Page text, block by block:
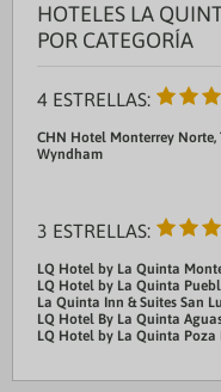
HOTELES LA
POR CATEGORÍA
4 ESTRELLAS:
CHN Hotel Monterrey
Wyndham
3 ESTRELLAS:
LQ Hotel by La Quinta
LQ Hotel by La Quinta
La Quinta Inn & Suites San
LQ Hotel By La Quinta
LQ Hotel by La Quinta Poza